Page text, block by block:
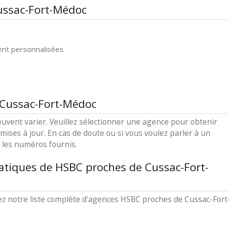
Fort-Médoc
personnalisées
Fort-Médoc
varier. Veuillez sélectionner une agence pour obtenir
à jour. En cas de doute ou si vous voulez parler à un
numéros fournis.
de HSBC proches de Cussac-Fort-
notre liste complète d'agences HSBC proches de Cussac-